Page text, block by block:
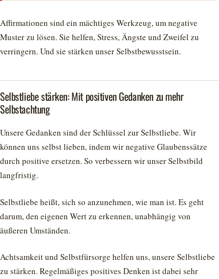
Affirmationen sind ein mächtiges Werkzeug, um negative
Muster zu lösen. Sie helfen, Stress, Ängste und Zweifel zu
verringern. Und sie stärken unser Selbstbewusstsein.
Selbstliebe stärken: Mit positiven Gedanken zu mehr
Selbstachtung
Unsere Gedanken sind der Schlüssel zur Selbstliebe. Wir
können uns selbst lieben, indem wir negative Glaubenssätze
durch positive ersetzen. So verbessern wir unser Selbstbild
langfristig.
Selbstliebe heißt, sich so anzunehmen, wie man ist. Es geht
darum, den eigenen Wert zu erkennen, unabhängig von
äußeren Umständen.
Achtsamkeit und Selbstfürsorge helfen uns, unsere Selbstliebe
zu stärken. Regelmäßiges positives Denken ist dabei sehr